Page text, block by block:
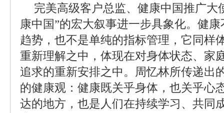
完美高级客户总监、健康中国推广大
康中国”的宏大叙事进一步具象化。健
趋势，也不是单纯的指标管理，它同样
重新理解之中，体现在对身体状态、家
追求的重新安排之中。周忆林所传递出
的健康观：健康既关乎身体，也关乎心
达的地方，也是人们在持续学习、共同